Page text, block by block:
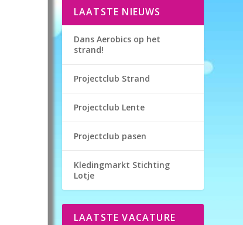
LAATSTE NIEUWS
Dans Aerobics op het
strand!
Projectclub Strand
Projectclub Lente
Projectclub pasen
Kledingmarkt Stichting
Lotje
LAATSTE VACATURE